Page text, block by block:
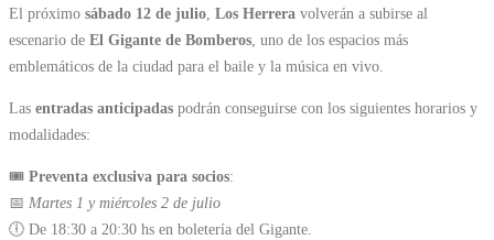
El próximo sábado 12 de julio Los Herrera volverán a subirse al
escenario de El Gigante de Bomberos , uno de los espacios más
emblemáticos de la ciudad para el baile y la música en vivo.
Las entradas anticipadas podrán conseguirse con los siguientes horarios y
modalidades:
🎟️ Preventa exclusiva para socios:
📅 Martes 1 y miércoles 2 de julio
🕕 De 18:30 a 20:30 hs en boletería del Gigante.